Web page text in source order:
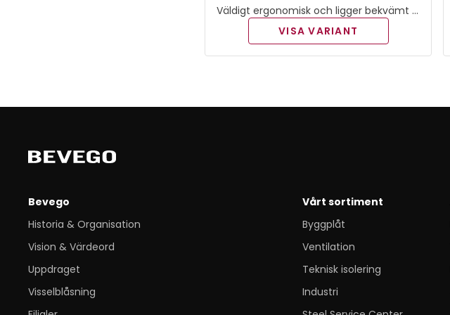
Väldigt ergonomisk och ligger bekvämt i
handen. Radiesaxen har dessutom en låg
vikt på 2,4kg med ett 4Ah batteri.
VISA VARIANT
Bevego
Historia & Organisation
Vision & Värdeord
Uppdraget
Visselblåsning
Vårt sortiment
Byggplåt
Ventilation
Teknisk isolering
Industri